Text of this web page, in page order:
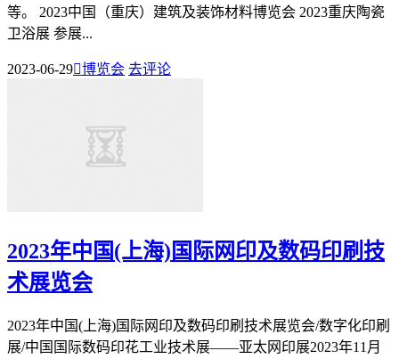
等。 2023中国（重庆）建筑及装饰材料博览会 2023重庆陶瓷
卫浴展 参展...
2023-06-29博览会 去评论
2023年中国(上海)国际网印及数码印刷技
术展览会
2023年中国(上海)国际网印及数码印刷技术展览会/数字化印刷
展/中国国际数码印花工业技术展——亚太网印展2023年11月